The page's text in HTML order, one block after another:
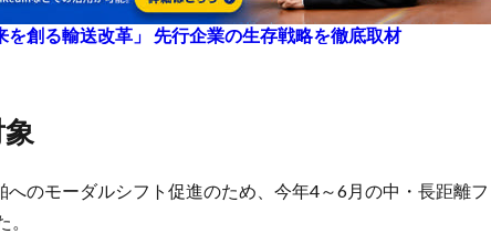
を創る輸送改革」 先行企業の生存戦略を徹底取材
のモーダルシフト促進のため、今年4～6月の中・長距離フ